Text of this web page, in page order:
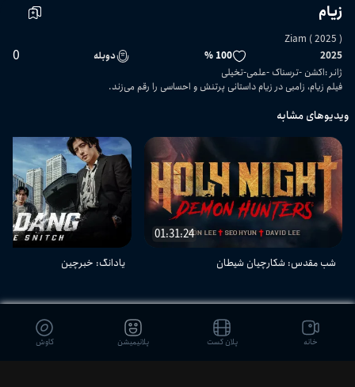
زیام
Ziam ( 2025 )
2025
100 % دوبله 0
ژانر :اکشن ترسناک علمی-تخیلی
فیلم زیام، زامبی در زیام داستانی پرتنش و احساسی را رقم می‌زند.
ویدیوهای مشابه
01:31:24
شب مقدس: شکارچیان شیطان یادانگ: خبرچین
دیدگاه بینندگان
خانه پلان کست پلانیمیشن کاوش